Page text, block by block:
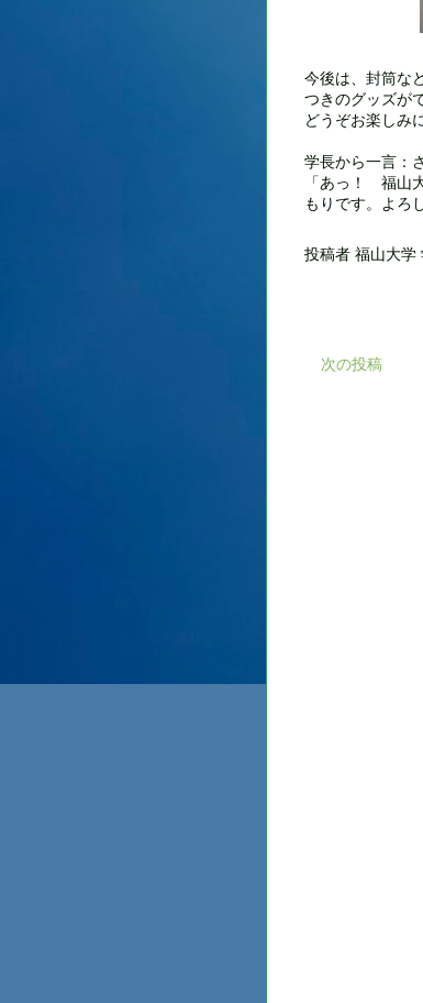
今後は、封筒な
つきのグッズが
どうぞお楽しみ
学長から一言：
「あっ！ 福山
もりです。よろ
投稿者 福山大学
次の投稿